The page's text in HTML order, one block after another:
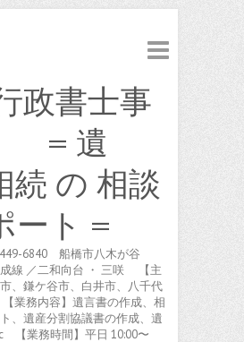
政書士事
= 遺
続 の 相談
ート =
449-6840 船橋市八木が谷
成線 ／二和向台 ・ 三咲 【主
、鎌ケ谷市、白井市、八千代
業務内容】遺言書の作成、相
、遺産分割協議書の作成、遺
業務時間】平日 10:00〜